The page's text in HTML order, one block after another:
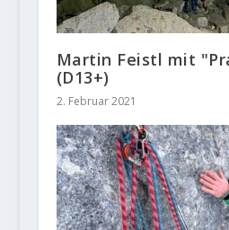
Martin Feistl mit
(D13+)
2. Februar 2021